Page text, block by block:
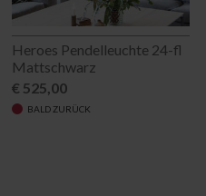
Heroes Pendelleuchte 24-fl
Mattschwarz
€ 525,00
BALD ZURÜCK